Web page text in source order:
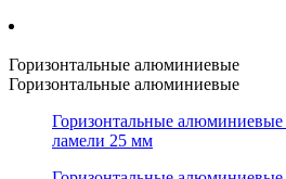
Горизонтальные алюминиевые
Горизонтальные алюминиевые
Горизонтальные
ламели 25 мм